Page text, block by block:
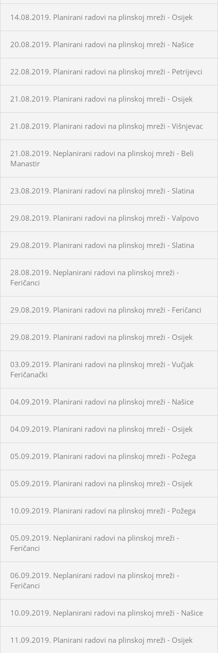
14.08.2019. Planirani radovi na plinskoj mreži - Osijek
20.08.2019. Planirani radovi na plinskoj mreži - Našice
22.08.2019. Planirani radovi na plinskoj mreži - Petrijevci
21.08.2019. Planirani radovi na plinskoj mreži - Osijek
21.08.2019. Planirani radovi na plinskoj mreži - Višnjevac
21.08.2019. Neplanirani radovi na plinskoj mreži - Beli
Manastir
23.08.2019. Planirani radovi na plinskoj mreži - Slatina
29.08.2019. Planirani radovi na plinskoj mreži - Valpovo
29.08.2019. Planirani radovi na plinskoj mreži - Slatina
28.08.2019. Neplanirani radovi na plinskoj mreži -
Feričanci
29.08.2019. Planirani radovi na plinskoj mreži - Feričanci
29.08.2019. Planirani radovi na plinskoj mreži - Osijek
03.09.2019. Planirani radovi na plinskoj mreži - Vučjak
Feričanački
04.09.2019. Planirani radovi na plinskoj mreži - Našice
04.09.2019. Planirani radovi na plinskoj mreži - Osijek
05.09.2019. Planirani radovi na plinskoj mreži - Požega
05.09.2019. Planirani radovi na plinskoj mreži - Osijek
10.09.2019. Planirani radovi na plinskoj mreži - Požega
05.09.2019. Neplanirani radovi na plinskoj mreži -
Feričanci
06.09.2019. Neplanirani radovi na plinskoj mreži -
Feričanci
10.09.2019. Neplanirani radovi na plinskoj mreži - Našice
11.09.2019. Planirani radovi na plinskoj mreži - Osijek